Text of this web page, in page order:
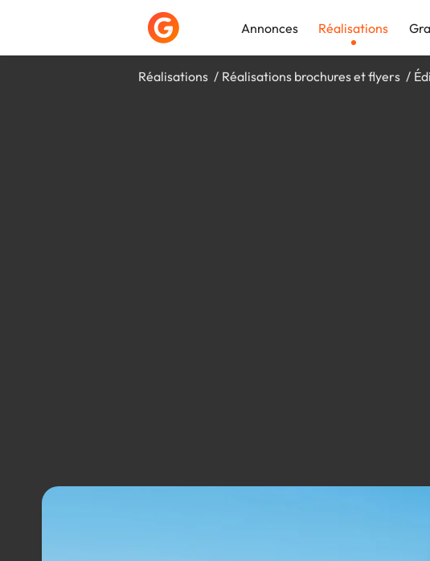
Annonces Réalisations
Réalisations Réalisations brochures et flyers